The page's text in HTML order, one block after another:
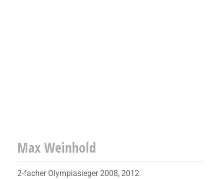
Max Weinhold
2-facher Olympiasieger 2008, 2012